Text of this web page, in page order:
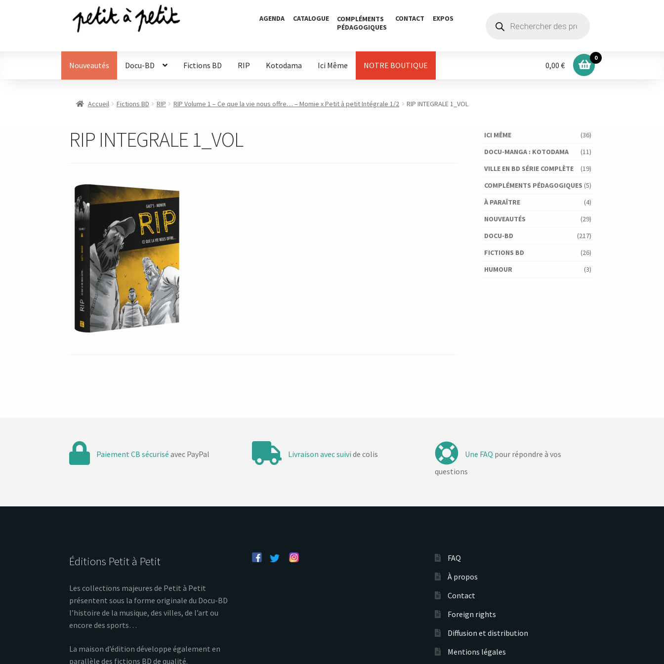
Aller
navigation
Aller
AGENDA CATALOGUE
COMPLÉMENTS
PÉDAGOGIQUES
CONTACT EXPOS
produits
Nouveautés Docu-BD Fictions BD RIP Kotodama Ici Même NOTRE BOUTIQUE 0,00 €
0
Accueil Fictions BD RIP RIP Volume 1 – Ce que la vie nous offre… – Momie x Petit à petit Intégrale 1/2 RIP INTEGRALE 1_VOL
RIP INTEGRALE 1_VOL ICI MÊME
(36)
DOCU-MANGA : KOTODAMA
(11)
VILLE EN BD SÉRIE COMPLÈTE
(19)
COMPLÉMENTS PÉDAGOGIQUES (5)
À PARAÎTRE
(4)
NOUVEAUTÉS
(29)
DOCU-BD
(217)
FICTIONS BD
(26)
HUMOUR
(3)
Paiement CB sécurisé avec PayPal Livraison avec suivi de colis Une FAQ pour répondre à vos
questions
Éditions Petit à Petit
Les collections majeures de Petit à Petit
présentent sous la forme originale du Docu-BD
l’histoire de la musique, des villes, de l’art ou
encore des sports…
La maison d’édition développe également en
parallèle des fictions BD de qualité.
FAQ
À propos
Contact
Foreign rights
Diffusion et distribution
Mentions légales